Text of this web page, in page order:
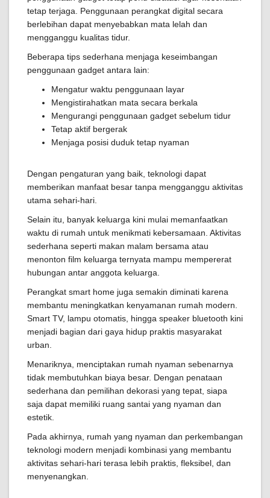
tetap terjaga. Penggunaan perangkat digital secara
berlebihan dapat menyebabkan mata lelah dan
mengganggu kualitas tidur.
Beberapa tips sederhana menjaga keseimbangan
penggunaan gadget antara lain:
Mengatur waktu penggunaan layar
Mengistirahatkan mata secara berkala
Mengurangi penggunaan gadget sebelum tidur
Tetap aktif bergerak
Menjaga posisi duduk tetap nyaman
Dengan pengaturan yang baik, teknologi dapat
memberikan manfaat besar tanpa mengganggu aktivitas
utama sehari-hari.
Selain itu, banyak keluarga kini mulai memanfaatkan
waktu di rumah untuk menikmati kebersamaan. Aktivitas
sederhana seperti makan malam bersama atau
menonton film keluarga ternyata mampu mempererat
hubungan antar anggota keluarga.
Perangkat smart home juga semakin diminati karena
membantu meningkatkan kenyamanan rumah modern.
Smart TV, lampu otomatis, hingga speaker bluetooth kini
menjadi bagian dari gaya hidup praktis masyarakat
urban.
Menariknya, menciptakan rumah nyaman sebenarnya
tidak membutuhkan biaya besar. Dengan penataan
sederhana dan pemilihan dekorasi yang tepat, siapa
saja dapat memiliki ruang santai yang nyaman dan
estetik.
Pada akhirnya, rumah yang nyaman dan perkembangan
teknologi modern menjadi kombinasi yang membantu
aktivitas sehari-hari terasa lebih praktis, fleksibel, dan
menyenangkan.